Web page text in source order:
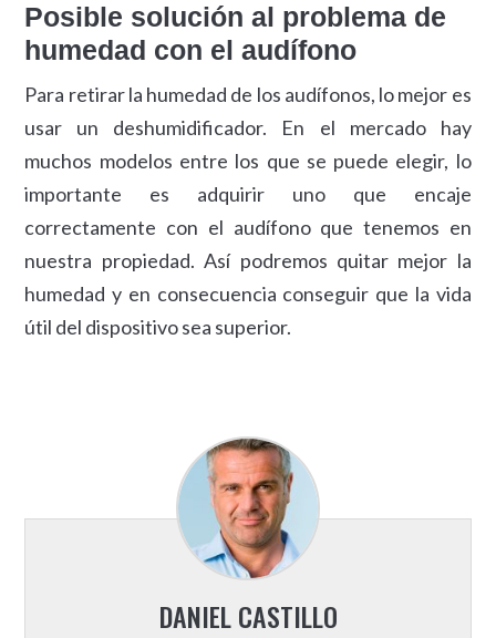
Posible solución al problema de
humedad con el audífono
Para retirar la humedad de los audífonos, lo mejor es
usar un deshumidificador. En el mercado hay
muchos modelos entre los que se puede elegir, lo
importante es adquirir uno que encaje
correctamente con el audífono que tenemos en
nuestra propiedad. Así podremos quitar mejor la
humedad y en consecuencia conseguir que la vida
útil del dispositivo sea superior.
DANIEL CASTILLO